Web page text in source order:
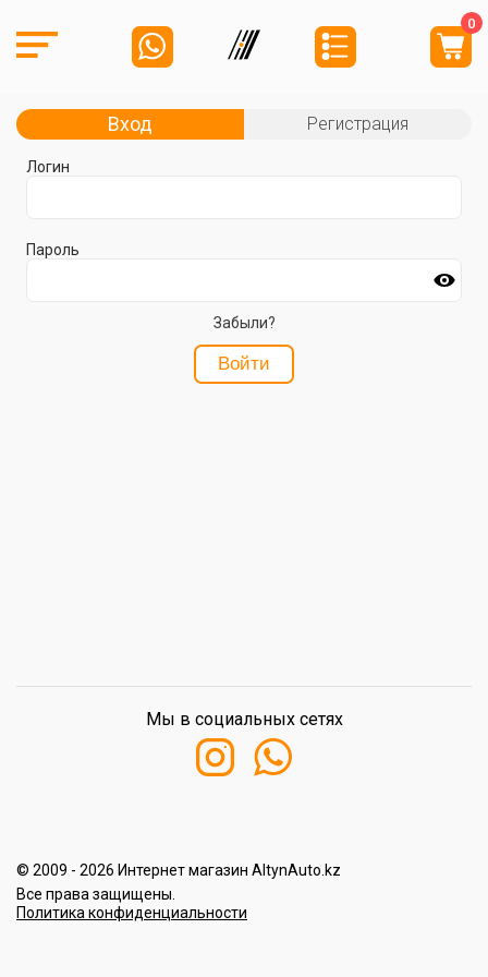
0
Вход Регистрация
Логин
Пароль
Забыли?
Войти
© 2009 - 2026 Интернет магазин AltynAuto.kz
Все права защищены.
Политика конфиденциальности
Мы в социальных сетях